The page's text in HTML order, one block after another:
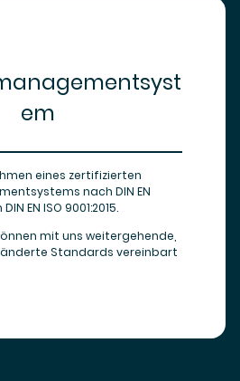
em
eines zertifizierten
nach DIN EN
EN ISO 9001:2015.
mit uns weitergehende,
Standards vereinbart